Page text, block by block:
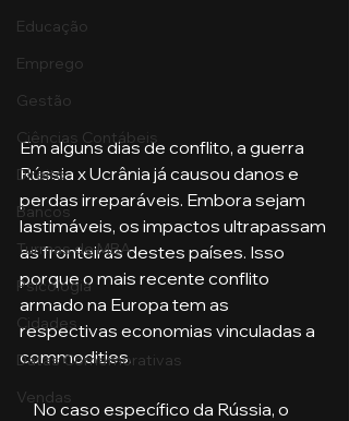
Educação
Emprego
Gestão
Ciências Contábeis
Direito
Bancos
Turmas de MBA
Psicologia
Cidades
Datas Comemorativas
Vendas
Em alguns dias de conflito, a guerra
Rússia x Ucrânia já causou danos e
perdas irreparáveis. Embora sejam
lastimáveis, os impactos ultrapassam
as fronteiras destes países. Isso
porque o mais recente conflito
armado na Europa tem as
respectivas economias vinculadas a
commodities.
    No caso específico da Rússia, o